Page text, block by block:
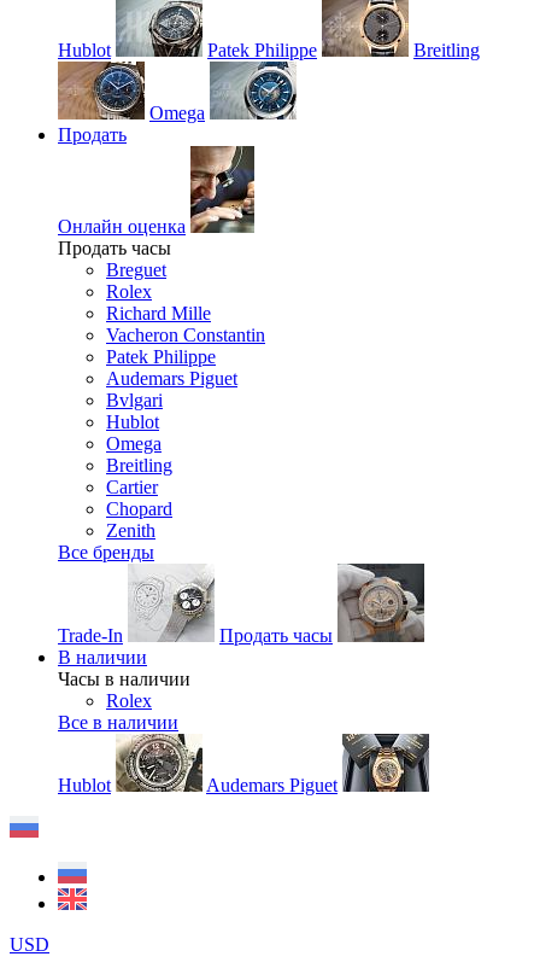
Hublot Patek Philippe Breitling
Omega
Продать
Онлайн оценка
Продать часы
Breguet
Rolex
Richard Mille
Vacheron Constantin
Patek Philippe
Audemars Piguet
Bvlgari
Hublot
Omega
Breitling
Cartier
Chopard
Zenith
Все бренды
Trade-In
Продать часы
В наличии
Часы в наличии
Rolex
Все в наличии
Hublot Audemars Piguet
USD